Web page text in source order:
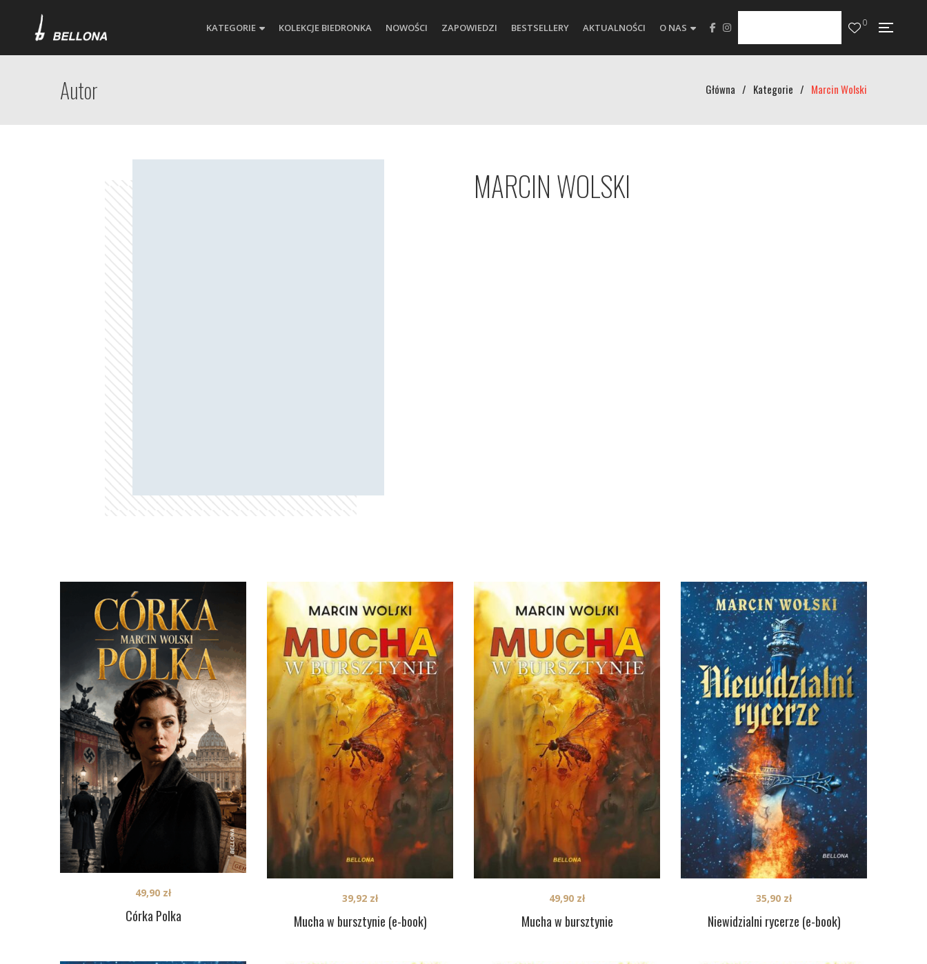
KATEGORIE KOLEKCJE BIEDRONKA NOWOŚCI ZAPOWIEDZI BESTSELLERY AKTUALNOŚCI O NAS 0
Autor Główna / Kategorie / Marcin Wolski
MARCIN WOLSKI
Córka Polka
49,90 zł
Mucha w bursztynie (e-book)
39,92 zł
Mucha w bursztynie
49,90 zł
Niewidzialni rycerze (e-book)
35,90 zł